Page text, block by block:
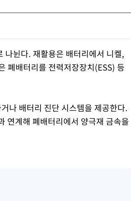
뉜다. 재활용은 배터리에서 니켈,
폐배터리를 전력저장장치(ESS) 등
나 배터리 진단 시스템을 제공한다.
연계해 폐배터리에서 양극재 금속을